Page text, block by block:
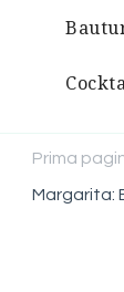
Prima
Margarita: